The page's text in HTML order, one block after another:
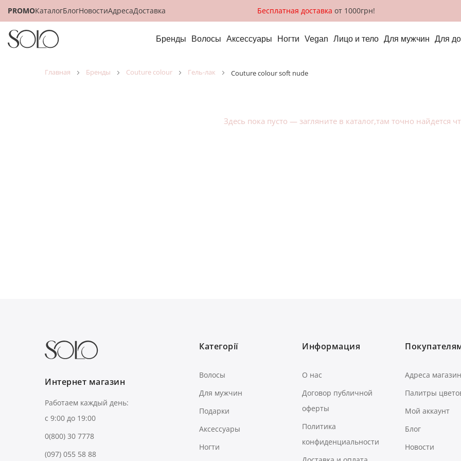
PROMOКаталогБлогНовостиАдресаДоставка Бесплатная доставка от 1000грн!
Бренды Волосы Аксессуары Ногти Vegan Лицо и тело Для мужчин Для
главная бренды couture colour гель-лак couture colour soft nude
Здесь пока пусто — загляните в каталог,там точно найдется
Интернет магазин
Работаем каждый день:
с 9:00 до 19:00
0(800) 30 7778
(097) 055 58 88
Категорії
Волосы
Для мужчин
Подарки
Аксессуары
Ногти
Информация
О нас
Договор публичной
оферты
Политика
конфиденциальности
Адреса
Палитры
Мой аккаунт
Блог
Новости